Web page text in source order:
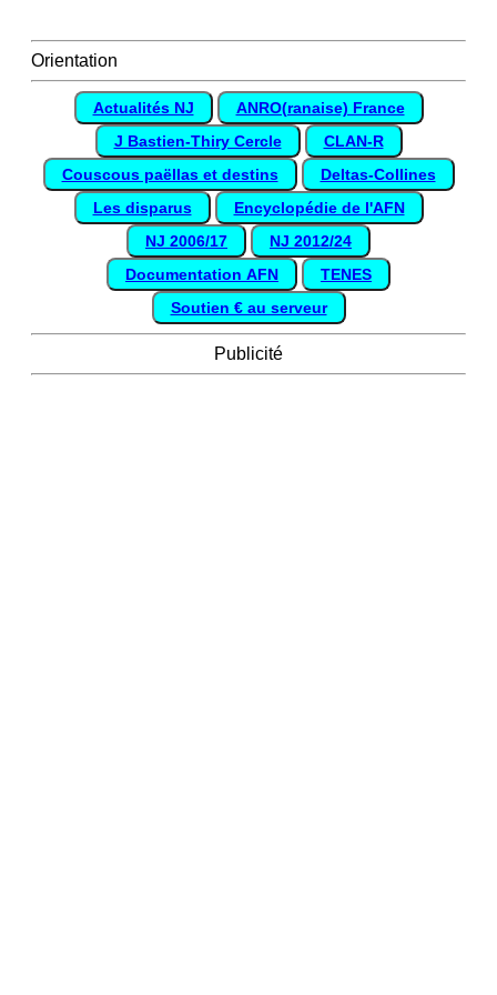
Orientation
Actualités NJ
ANRO(ranaise) France
J Bastien-Thiry Cercle
CLAN-R
Couscous paëllas et destins
Deltas-Collines
Les disparus
Encyclopédie de l'AFN
NJ 2006/17
NJ 2012/24
Documentation AFN
TENES
Soutien € au serveur
Publicité